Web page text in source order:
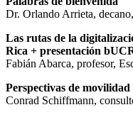
Dr. Orlando Arrieta,
Las rutas de la
Rica + presentación
Fabián Abarca, profesor,
Perspectivas de
Conrad Schiffmann,